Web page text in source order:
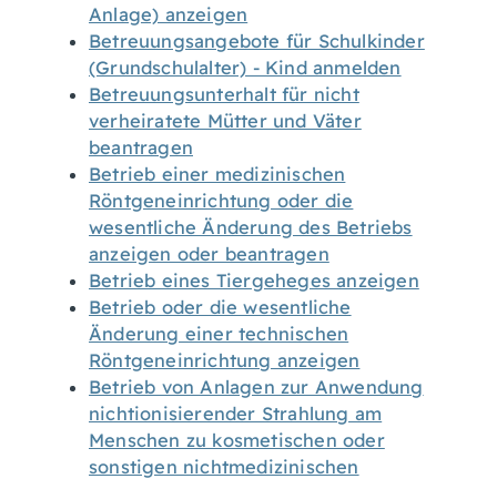
Anlage) anzeigen
Betreuungsangebote für Schulkinder
(Grundschulalter) - Kind anmelden
Betreuungsunterhalt für nicht
verheiratete Mütter und Väter
beantragen
Betrieb einer medizinischen
Röntgeneinrichtung oder die
wesentliche Änderung des Betriebs
anzeigen oder beantragen
Betrieb eines Tiergeheges anzeigen
Betrieb oder die wesentliche
Änderung einer technischen
Röntgeneinrichtung anzeigen
Betrieb von Anlagen zur Anwendung
nichtionisierender Strahlung am
Menschen zu kosmetischen oder
sonstigen nichtmedizinischen